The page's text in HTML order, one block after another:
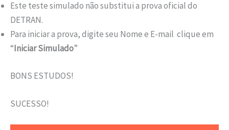
Este teste simulado não substitui a prova oficial do
DETRAN.
Para iniciar a prova, digite seu Nome e E-mail clique em
“Iniciar Simulado”
BONS ESTUDOS!
SUCESSO!